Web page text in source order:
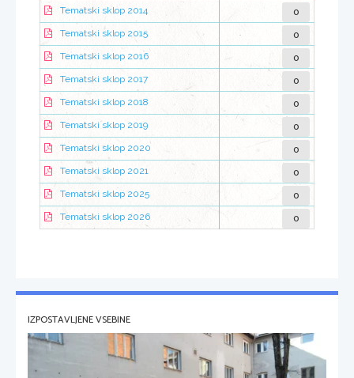
Tematski sklop 2014 0
Tematski sklop 2015 0
Tematski sklop 2016 0
Tematski sklop 2017 0
Tematski sklop 2018 0
Tematski sklop 2019 0
Tematski sklop 2020 0
Tematski sklop 2021 0
Tematski sklop 2025 0
Tematski sklop 2026 0
IZPOSTAVLJENE VSEBINE